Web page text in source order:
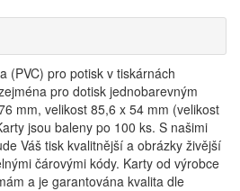
(PVC) pro potisk v tiskárnách
pro dotisk jednobarevným
mm, velikost 85,6 x 54 mm (velikost
jsou baleny po 100 ks. S našimi
Váš tisk kvalitnější a obrázky živější
čárovými kódy. Karty od výrobce
a je garantována kvalita dle